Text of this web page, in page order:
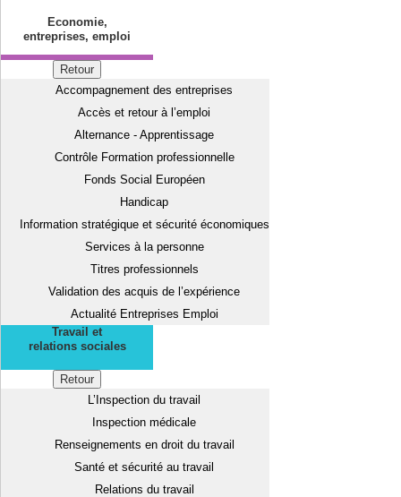
Economie,
entreprises, emploi
Retour
Accompagnement des entreprises
Accès et retour à l’emploi
Alternance - Apprentissage
Contrôle Formation professionnelle
Fonds Social Européen
Handicap
Information stratégique et sécurité économiques
Services à la personne
Titres professionnels
Validation des acquis de l’expérience
Actualité Entreprises Emploi
Travail et
relations sociales
Retour
L’Inspection du travail
Inspection médicale
Renseignements en droit du travail
Santé et sécurité au travail
Relations du travail